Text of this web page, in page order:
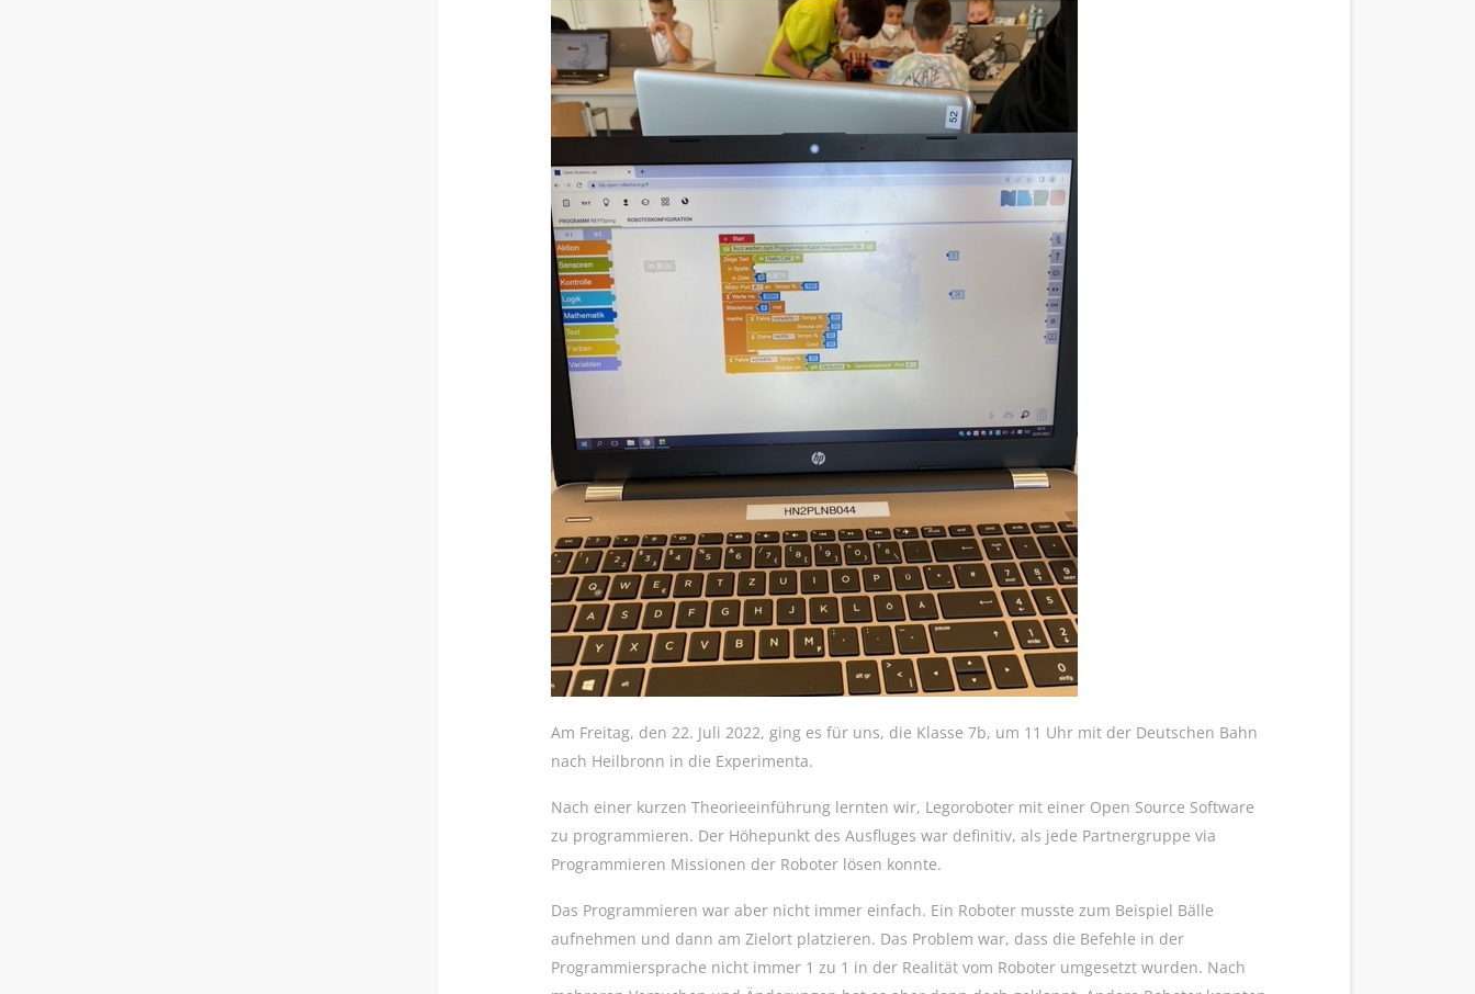
Am Freitag, den 22. Juli 2022, ging es für uns, die Klasse 7b, um 11 Uhr mit der Deutschen Bahn
nach Heilbronn in die Experimenta.
Nach einer kurzen Theorieeinführung lernten wir, Legoroboter mit einer Open Source Software
zu programmieren. Der Höhepunkt des Ausfluges war definitiv, als jede Partnergruppe via
Programmieren Missionen der Roboter lösen konnte.
Das Programmieren war aber nicht immer einfach. Ein Roboter musste zum Beispiel Bälle
aufnehmen und dann am Zielort platzieren. Das Problem war, dass die Befehle in der
Programmiersprache nicht immer 1 zu 1 in der Realität vom Roboter umgesetzt wurden. Nach